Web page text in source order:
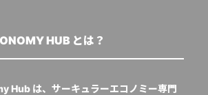
HUB とは？
Hub は、サーキュラーエコノミー専門